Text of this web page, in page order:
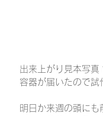
出来上がり見本写
容器が届いたので試
明日か来週の頭にも